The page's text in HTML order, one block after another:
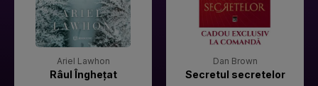
Ariel Lawhon
Râul Înghețat
Dan Brown
Secretul secretelor